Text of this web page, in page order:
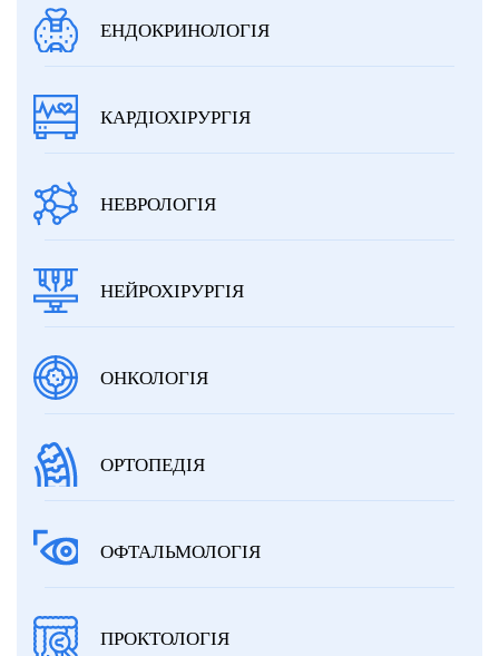
ЕНДОКРИНОЛОГІЯ
КАРДІОХІРУРГІЯ
НЕВРОЛОГІЯ
НЕЙРОХІРУРГІЯ
ОНКОЛОГІЯ
ОРТОПЕДІЯ
ОФТАЛЬМОЛОГІЯ
ПРОКТОЛОГІЯ